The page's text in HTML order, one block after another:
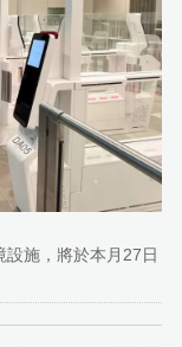
施，將於本月27日